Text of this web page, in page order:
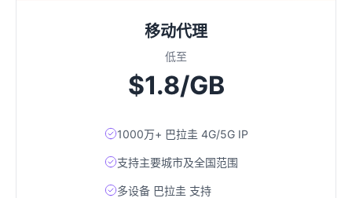
移动代理
低至
$1.8/GB
1000万+ 巴拉圭 4G/5G IP
支持主要城市及全国范围
多设备 巴拉圭 支持